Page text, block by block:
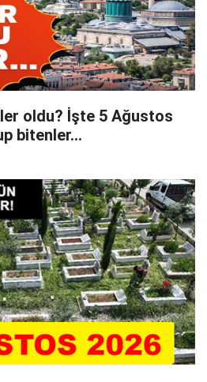
oldu? İşte 5 Ağustos
bitenler…